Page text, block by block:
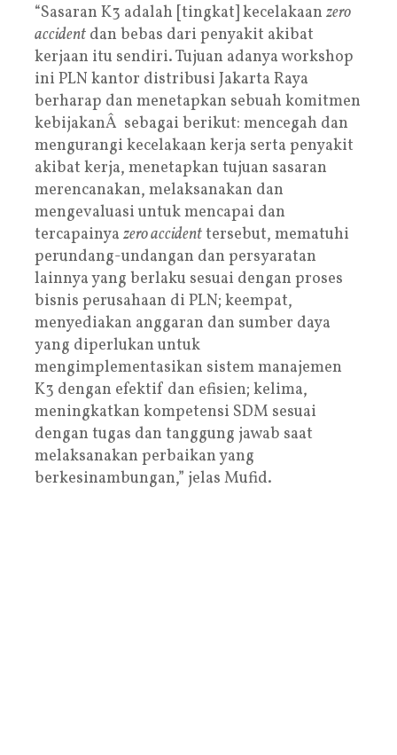
“Sasaran K3 adalah [tingkat] kecelakaan zero
accident dan bebas dari penyakit akibat
kerjaan itu sendiri. Tujuan adanya workshop
ini PLN kantor distribusi Jakarta Raya
berharap dan menetapkan sebuah komitmen
kebijakanÂ sebagai berikut: mencegah dan
mengurangi kecelakaan kerja serta penyakit
akibat kerja, menetapkan tujuan sasaran
merencanakan, melaksanakan dan
mengevaluasi untuk mencapai dan
tercapainya zero accidenttersebut, mematuhi
perundang-undangan dan persyaratan
lainnya yang berlaku sesuai dengan proses
bisnis perusahaan di PLN; keempat,
menyediakan anggaran dan sumber daya
yang diperlukan untuk
mengimplementasikan sistem manajemen
K3 dengan efektif dan efisien; kelima,
meningkatkan kompetensi SDM sesuai
dengan tugas dan tanggung jawab saat
melaksanakan perbaikan yang
berkesinambungan,” jelas Mufid.